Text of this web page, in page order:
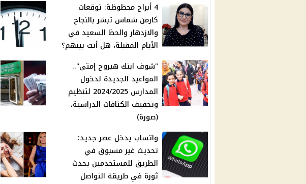
4 أبراج محظوظة: توقعات
كارمن شماس تبشر بالنجاح
والازدهار والحظ السعيد في
الأيام المقبلة، هل أنت بينهم؟
"شوف ابنك هيروح إمتى"..
المواعيد الجديدة لدخول
المدارس 2024/2025 لتنظيم
وتخفيف الكثافات الدراسية،
(صورة)
واتساب يدخل عصر جديد:
تحديث غير مسبوق في
الطريق للمستخدمين يحدث
ثورة في طريقة التواصل